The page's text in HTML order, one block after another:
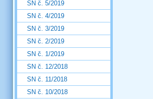
SN č. 5/2019
SN č. 4/2019
SN č. 3/2019
SN č. 2/2019
SN č. 1/2019
SN č. 12/2018
SN č. 11/2018
SN č. 10/2018